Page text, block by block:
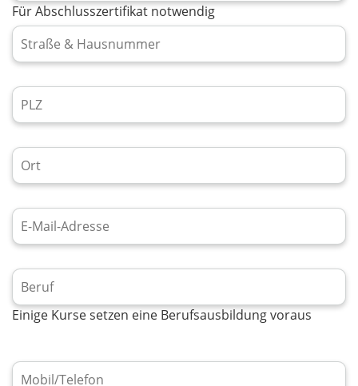
Für Abschlusszertifikat notwendig
Einige Kurse setzen eine Berufsausbildung voraus